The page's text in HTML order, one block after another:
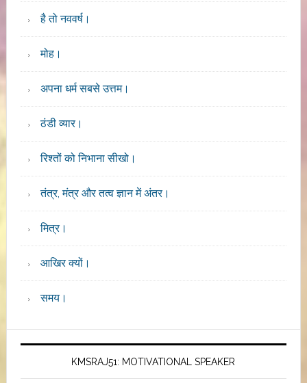
है तो नववर्ष।
मोह।
अपना धर्म सबसे उत्तम।
ठंडी व्यार।
रिश्तों को निभाना सीखो।
तंत्र, मंत्र और तत्व ज्ञान में अंतर।
मित्र।
आखिर क्यों।
समय।
KMSRAJ51: MOTIVATIONAL SPEAKER